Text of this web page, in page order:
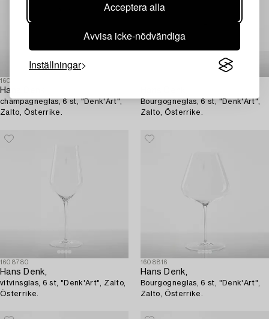
Acceptera alla
Avvisa icke-nödvändiga
Inställningar
1608836
Hans Denk,
champagneglas, 6 st, "Denk'Art",
Zalto, Österrike.
Bourgogneglas, 6 st, "Denk'Art",
Zalto, Österrike.
1608780
Hans Denk,
vitvinsglas, 6 st, "Denk'Art", Zalto,
Österrike.
1608816
Hans Denk,
Bourgogneglas, 6 st, "Denk'Art",
Zalto, Österrike.